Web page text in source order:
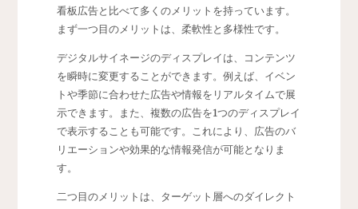
看板広告と比べて多くのメリットを持っています。
まず一つ目のメリットは、柔軟性と多様性です。
デジタルサイネージのディスプレイは、コンテンツ
を瞬時に変更することができます。例えば、イベン
トや季節に合わせた広告や情報をリアルタイムで展
示できます。また、複数の広告を1つのディスプレイ
で表示することも可能です。これにより、広告のバ
リエーションや効果的な情報発信が可能となりま
す。
二つ目のメリットは、ターゲット層へのダイレクト